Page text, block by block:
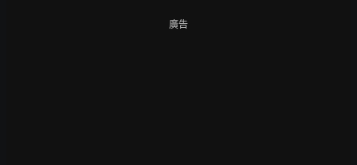
廣告